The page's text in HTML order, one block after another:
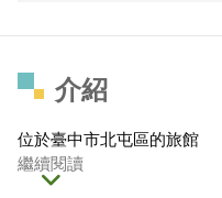
介紹
位於臺中市北屯區的旅館
繼續閱讀